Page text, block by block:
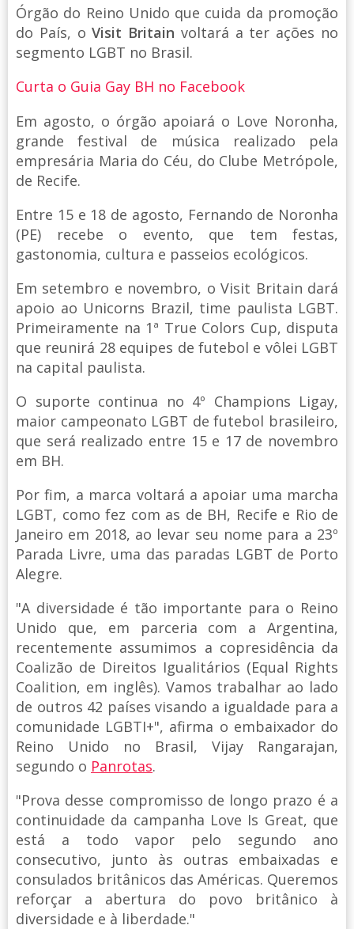
Órgão do Reino Unido que cuida da promoção
do País, oVisit Britain voltará a ter ações no
segmento LGBT no Brasil.
Curta o Guia Gay BH no Facebook
Em agosto, o órgão apoiará o Love Noronha,
grande festival de música realizado pela
empresária Maria do Céu, do Clube Metrópole,
de Recife.
Entre 15 e 18 de agosto, Fernando de Noronha
(PE) recebe o evento, que tem festas,
gastonomia, cultura e passeios ecológicos.
Em setembro e novembro, o Visit Britain dará
apoio ao Unicorns Brazil, time paulista LGBT.
Primeiramente na 1ª True Colors Cup, disputa
que reunirá 28 equipes de futebol e vôlei LGBT
na capital paulista.
O suporte continua no 4º Champions Ligay,
maior campeonato LGBT de futebol brasileiro,
que será realizado entre 15 e 17 de novembro
em BH.
Por fim, a marca voltará a apoiar uma marcha
LGBT, como fez com as de BH, Recife e Rio de
Janeiro em 2018, ao levar seu nome para a 23º
Parada Livre, uma das paradas LGBT de Porto
Alegre.
"A diversidade é tão importante para o Reino
Unido que, em parceria com a Argentina,
recentemente assumimos a copresidência da
Coalizão de Direitos Igualitários (Equal Rights
Coalition, em inglês). Vamos trabalhar ao lado
de outros 42 países visando a igualdade para a
comunidade LGBTI+", afirma o embaixador do
Reino Unido no Brasil, Vijay Rangarajan,
segundo o Panrotas.
"Prova desse compromisso de longo prazo é a
continuidade da campanha Love Is Great, que
está a todo vapor pelo segundo ano
consecutivo, junto às outras embaixadas e
consulados britânicos das Américas. Queremos
reforçar a abertura do povo britânico à
diversidade e à liberdade."